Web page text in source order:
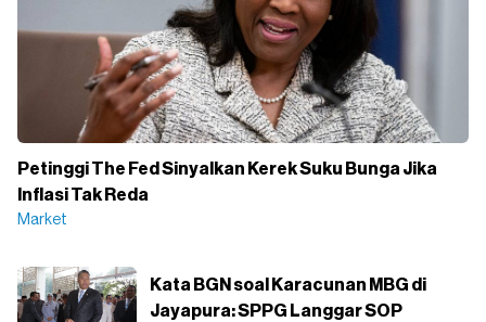
Petinggi The Fed Sinyalkan Kerek Suku Bunga Jika
Inflasi Tak Reda
Market
Kata BGN soal Karacunan MBG di
Jayapura: SPPG Langgar SOP